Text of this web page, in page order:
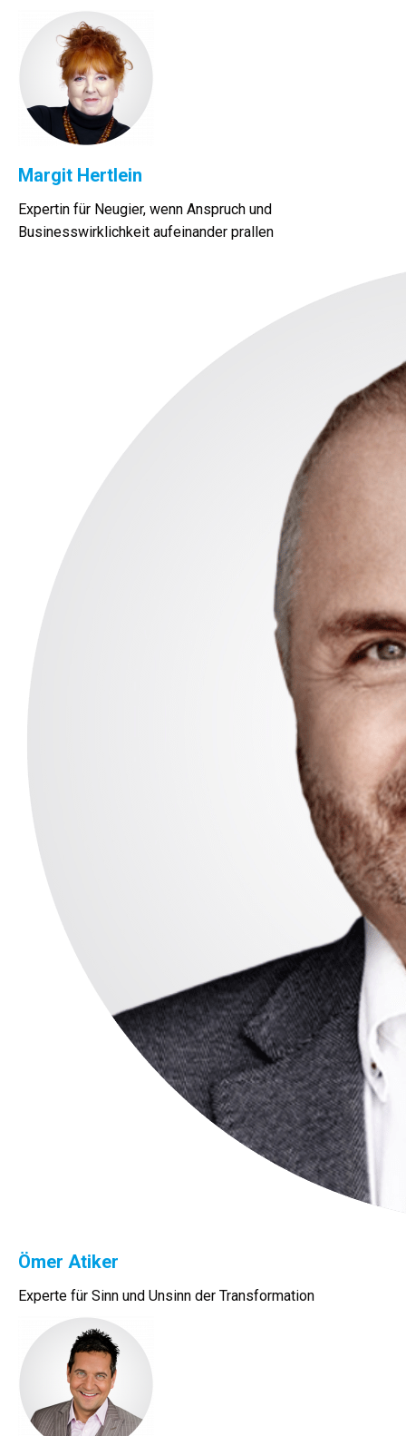
Margit Hertlein
Expertin für Neugier, wenn Anspruch und
Businesswirklichkeit aufeinander prallen
Ömer Atiker
Experte für Sinn und Unsinn der Transformation